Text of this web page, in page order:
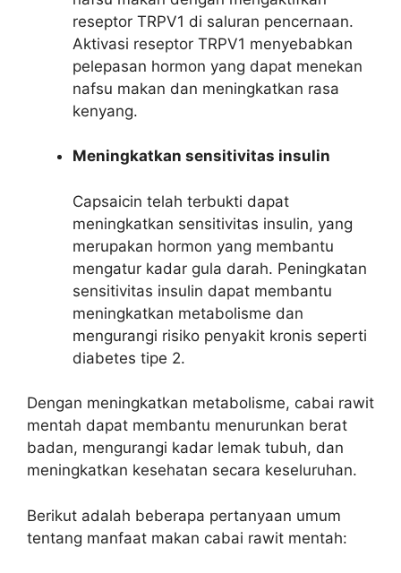
reseptor TRPV1 di saluran pencernaan.
Aktivasi reseptor TRPV1 menyebabkan
pelepasan hormon yang dapat menekan
nafsu makan dan meningkatkan rasa
kenyang.
Meningkatkan sensitivitas insulin
Capsaicin telah terbukti dapat
meningkatkan sensitivitas insulin, yang
merupakan hormon yang membantu
mengatur kadar gula darah. Peningkatan
sensitivitas insulin dapat membantu
meningkatkan metabolisme dan
mengurangi risiko penyakit kronis seperti
diabetes tipe 2.
Dengan meningkatkan metabolisme, cabai rawit
mentah dapat membantu menurunkan berat
badan, mengurangi kadar lemak tubuh, dan
meningkatkan kesehatan secara keseluruhan.
Berikut adalah beberapa pertanyaan umum
tentang manfaat makan cabai rawit mentah: